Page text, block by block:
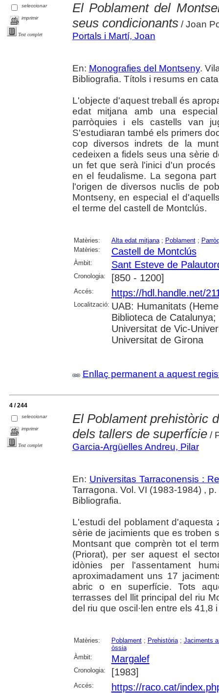
seleccionar
imprimir
Text complet
El Poblament del
seus condicionants/ Joan
Portals i Martí, Joan
En: Monografies del Montseny.
Bibliografia. Títols i resums en
L'objecte d'aquest treball és
edat mitjana amb una
parròquies i els castells van
S'estudiaran també els primers
cop diversos indrets de la
cedeixen a fidels seus una sèrie
un fet que serà l'inici d'un
en el feudalisme. La segona
l'origen de diversos nuclis de
Montseny, en especial el
el terme del castell de Montclús.
Matèries: Alta edat mitjana; Poblament;
Matèries:
Castell de Montclús
Àmbit: Sant Esteve de
Cronologia: [850 - 1200]
Accés: https://hdl.handle.net/
Localització: UAB: Humanitats
Biblioteca de
Universitat de Vic-
Universitat de Girona
Enllaç permanent a aquest
4 / 244
seleccionar
imprimir
Text complet
El Poblament prehistòric
dels tallers de superfície/
Garcia-Argüelles Andreu, Pilar
En: Universitas Tarraconensis :
Tarragona. Vol. VI (1983-1984) ,
Bibliografia.
L'estudi del poblament
sèrie de jacimients que es troben
Montsant que comprèn tot el
(Priorat), per ser aquest el
idònies per l'assentament
aproximadament uns 17
abric o en superfície. Tots
terrasses del llit principal del riu
del riu que oscil·len entre els 41,8
Matèries: Poblament; Prehistòria; Jaciments
òssia
Àmbit:
Margalef
Cronologia: [1983]
Accés: https://raco.cat/